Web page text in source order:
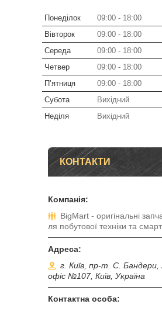
Понеділок 09:00
18:00
Вівторок
09:00
18:00
Середа
09:00
18:00
Четвер
09:00
18:00
Пʼятниця
09:00
18:00
Субота
Вихідний
Неділя
Вихідний
КОНТАКТИ
BigMart - оригінальні
ля побутової техніки та
г. Київ, пр-т. С. Бандери,
офіс №107, Київ, Україна